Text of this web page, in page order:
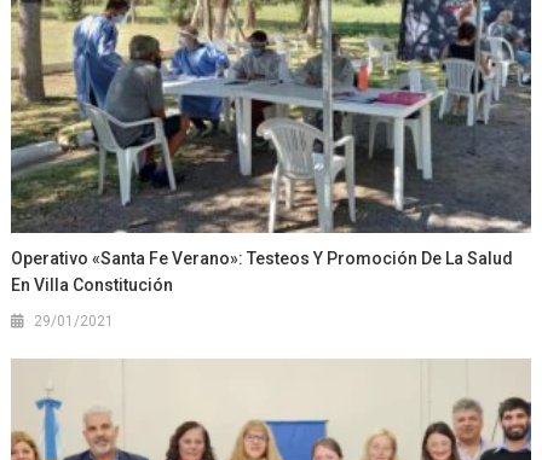
Operativo «Santa Fe Verano»: Testeos Y Promoción De La Salud
En Villa Constitución
29/01/2021